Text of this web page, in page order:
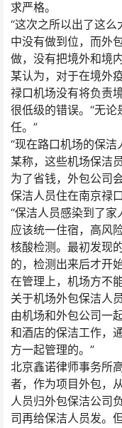
求严格。
“这次之所以出了这
中没有做到位，而外
做，没有把境外和境
某认为，对于在境外
禄口机场没有将负责
很低级的错误。“无
任。”
“现在路口机场的保洁
某称，这些机场保洁
为了省钱，外包公司
保洁人员住在南京禄
“保洁人员感染到了家
应该统一住宿，高风
核酸检测。最初发现
的，检测出来后才开
在管理上，机场方不
关于机场外包保洁人
由机场和外包公司一
和酒店的保洁工作，
方一起管理的。”
北京鑫诺律师事务所
者，作为项目外包，
人员归外包保洁公司
司再给保洁人员发。